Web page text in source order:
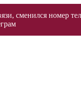
сменился номер